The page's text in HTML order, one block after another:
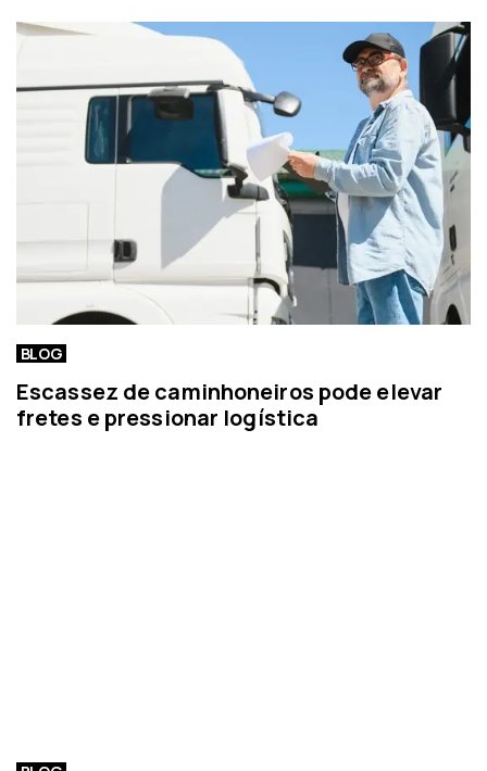
r
t
i
BLOG
Escassez de caminhoneiros pode elevar
fretes e pressionar logística